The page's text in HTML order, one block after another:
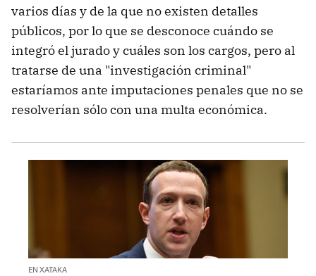
varios días y de la que no existen detalles
públicos, por lo que se desconoce cuándo se
integró el jurado y cuáles son los cargos, pero al
tratarse de una "investigación criminal"
estaríamos ante imputaciones penales que no se
resolverían sólo con una multa económica.
EN XATAKA